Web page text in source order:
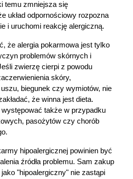
temu zmniejsza się
układ odpornościowy rozpozna
i uruchomi reakcję alergiczną.
że alergia pokarmowa jest tylko
problemów skórnych i
zwierzę cierpi z powodu
skóry,
biegunek czy wymiotów, nie
że winna jest dieta.
występować także w przypadku
pasożytów czy chorób
hipoalergicznej powinien być
źródła problemu. Sam zakup
"hipoalergiczny" nie zastąpi